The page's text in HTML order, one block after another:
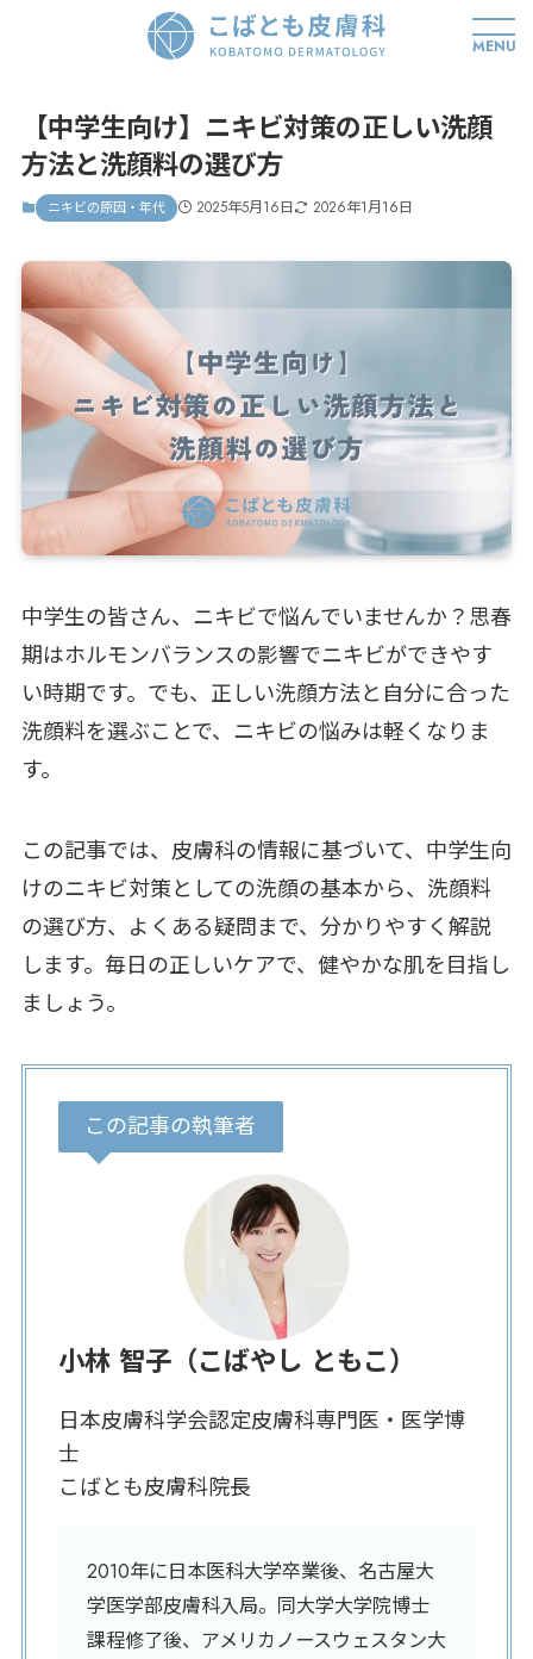
MENU
【中学生向け】ニキビ対策の正しい洗顔
方法と洗顔料の選び方
ニキビの原因・年代 2025年5月16日 2026年1月16日
中学生の皆さん、ニキビで悩んでいませんか？思春
期はホルモンバランスの影響でニキビができやす
い時期です。でも、正しい洗顔方法と自分に合った
洗顔料を選ぶことで、ニキビの悩みは軽くなりま
す。
この記事では、皮膚科の情報に基づいて、中学生向
けのニキビ対策としての洗顔の基本から、洗顔料
の選び方、よくある疑問まで、分かりやすく解説
します。毎日の正しいケアで、健やかな肌を目指し
ましょう。
この記事の執筆者
小林 智子（こばやし ともこ）
日本皮膚科学会認定皮膚科専門医・医学博
士
こばとも皮膚科院長
2010年に日本医科大学卒業後、名古屋大
学医学部皮膚科入局。同大学大学院博士
課程修了後、アメリカノースウェスタン大